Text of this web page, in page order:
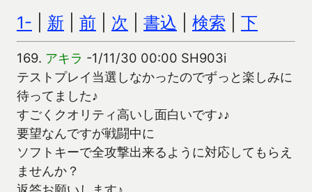
1- 新 前 次 書込 検索 下
169. アキラ -1/11/30 00:00 SH903i
テストプレイ当選しなかったのでずっと楽しみに
待ってました♪
すごくクオリティ高いし面白いです♪♪
要望なんですが戦闘中に
ソフトキーで全攻撃出来るように対応してもらえ
ませんか？